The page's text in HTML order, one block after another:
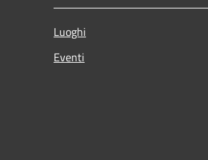
Luoghi
Eventi